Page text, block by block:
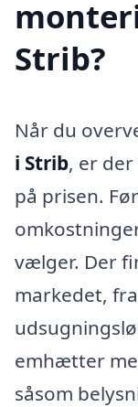
Strib?
Når du
i Strib, er
på prisen.
vælger. Der
markedet,
emhætter
såsom